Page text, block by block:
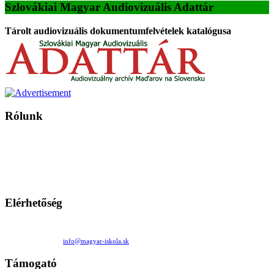
Szlovákiai Magyar Audiovizuális Adattár
Tárolt audiovizuális dokumentumfelvételek katalógusa
Rólunk
Elérhetőség
info@magyar-iskola.sk
Támogató